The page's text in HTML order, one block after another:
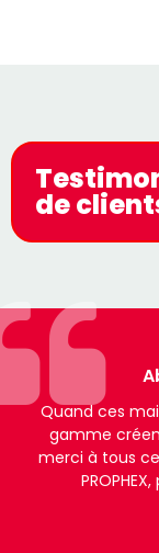
de
Quand ces
gamme
merci à tous